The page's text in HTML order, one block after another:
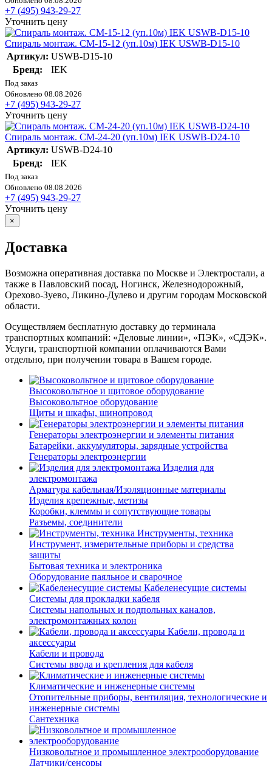
+7 (495) 943-29-27
Уточнить цену
Спираль монтаж. СМ-15-12 (уп.10м) IEK USWB-D15-10
Артикул: USWB-D15-10
Бренд:
IEK
Под заказ
Обновлено 08.08.2026
+7 (495) 943-29-27
Уточнить цену
Спираль монтаж. СМ-24-20 (уп.10м) IEK USWB-D24-10
Артикул: USWB-D24-10
Бренд:
IEK
Под заказ
Обновлено 08.08.2026
+7 (495) 943-29-27
Уточнить цену
×
Доставка
Возможна оперативная доставка по Москве и Электростали, а
также в Павловский посад, Ногинск, Железнодорожный,
Орехово-Зуево, Ликино-Дулево и другим городам Московской
области.
Осуществляем бесплатную доставку до терминала
транспортных компаний: «Деловые линии», «ПЭК», «СДЭК».
Услуги, транспортной компании оплачиваются Вами
отдельно, при получении товара в Вашем городе.
Высоковольтное и щитовое оборудование
Высоковольтное оборудование
Щиты и шкафы, шинопровод
Генераторы электроэнергии и элементы питания
Батарейки, аккумуляторы, зарядные устройства
Генераторы электроэнергии
Изделия для
электромонтажа
Арматура кабельная/Изоляционные материалы
Изделия крепежные, метизы
Коробки, клеммы и сопутствующие товары
Разъемы, соединители
Инструменты, техника
Инструмент, измерительные приборы и средства
защиты
Бытовая техника и электроника
Оборудование паяльное и сварочное
Кабеленесущие системы
Системы для прокладки кабеля
Системы напольных и подпольных каналов,
электромонтажных колон
Кабели, провода и
аксессуары
Кабели и провода
Системы ввода и крепления для кабеля
Климатические и инженерные системы
Отопительные приборы, вентиляция, технологические и
инженерные системы
Сантехника
Низковольтное и промышленное электрооборудование
Датчики/сенсоры